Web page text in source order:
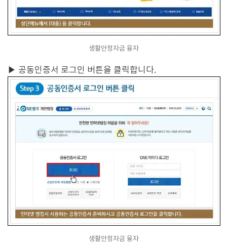
생활안정자금 융자
▶ 공동인증서 로그인 버튼을 클릭합니다.
생활안정자금 융자